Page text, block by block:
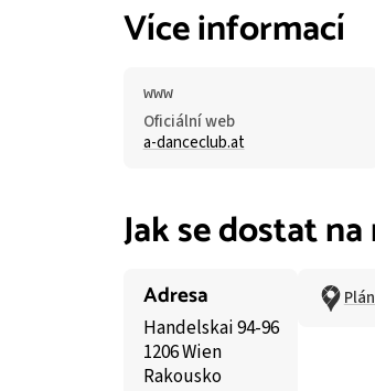
Více informací
Oficiální web
a-danceclub.at
Jak se dostat
Adresa
Handelskai 94-96
1206 Wien
Rakousko